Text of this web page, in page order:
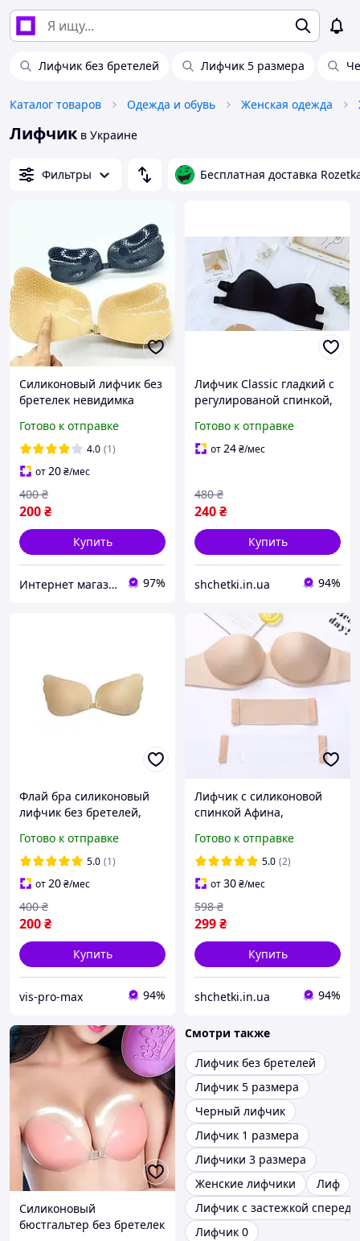
Лифчик без бретелей Лифчик 5 размера
Каталог товаров Одежда и обувь Женская одежда
Лифчик в Украине
Фильтры Бесплатная доставка
Силиконовый лифчик без
бретелек невидимка
),бюстгальтер Флай Бра
невидимая спинка
Готово к отправке
4.0 (1)
от20₴/мес
200₴
400 ₴
Купить
Интернет магазин MegaTextile 97%
Лифчик Classic гладкий с
регулированой спинкой,
бандо, Бюстгальтер
балконет с пуш-ап
Готово к отправке
от24₴/мес
240₴
480 ₴
Купить
shchetki.in.ua 94%
Флай бра силиконовый
лифчик без бретелей,
Fly Bra, Силиконовый
невидимый бюстгальтер
Готово к отправке
5.0 (1)
от20₴/мес
200₴
400 ₴
Купить
vis-pro-max 94%
Лифчик с силиконовой
спинкой Афина,
бретелей, Силиконовый
бюстгальтер без
бретелей
Готово к отправке
5.0 (2)
от30₴/мес
299₴
598 ₴
Купить
shchetki.in.ua 94%
Силиконовый
бюстгальтер без бретелек
Смотри также
Лифчик без бретелей
Лифчик 5 размера
Черный лифчик
Лифчик 1 размера
Лифчики 3 размера
Женские лифчики
Лиф
Лифчик с застежкой спереди
Лифчик 0